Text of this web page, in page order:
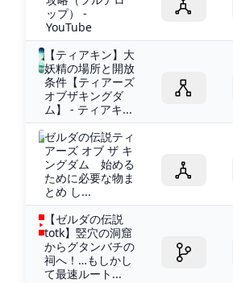
ップ） -
YouTube
【ティアキン】大
妖精の場所と開放
条件【ティアーズ
オブザキングダ
ム】 - ティアキ...
ゼルダの伝説ティ
アーズ オブ ザ キ
ングダム 始める
ために必要な物ま
とめ し...
【ゼルダの伝説
totk】竪穴の洞窟
からグタンバチの
祠へ！…もしかし
て最速ルート...